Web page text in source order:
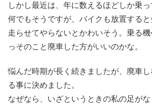
しかし最近は、年に数えるほどしか乗っ
何でもそうですが、バイクも放置すると
走らせてやらないとかわいそう。乗る
っそのこと廃車した方がいいのかな。
悩んだ時期が長く続きましたが、廃車
る事に決めました。
なぜなら、いざというときの私の足が